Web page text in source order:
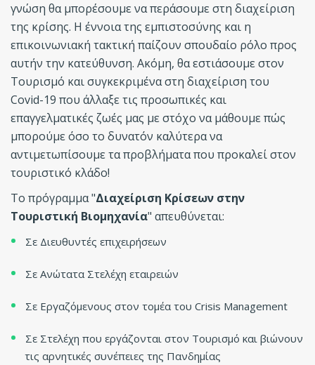
γνώση θα μπορέσουμε να περάσουμε στη διαχείριση
της κρίσης. Η έννοια της εμπιστοσύνης και η
επικοινωνιακή τακτική παίζουν σπουδαίο ρόλο προς
αυτήν την κατεύθυνση. Ακόμη, θα εστιάσουμε στον
Τουρισμό και συγκεκριμένα στη διαχείριση του
Covid-19 που άλλαξε τις προσωπικές και
επαγγελματικές ζωές μας με στόχο να μάθουμε πώς
μπορούμε όσο το δυνατόν καλύτερα να
αντιμετωπίσουμε τα προβλήματα που προκαλεί στον
τουριστικό κλάδο!
Το πρόγραμμα "Διαχείριση Κρίσεων στην
Τουριστική Βιομηχανία" απευθύνεται:
Σε Διευθυντές επιχειρήσεων
Σε Ανώτατα Στελέχη εταιρειών
Σε Εργαζόμενους στον τομέα του Crisis Management
Σε Στελέχη που εργάζονται στον Τουρισμό και βιώνουν
τις αρνητικές συνέπειες της Πανδημίας